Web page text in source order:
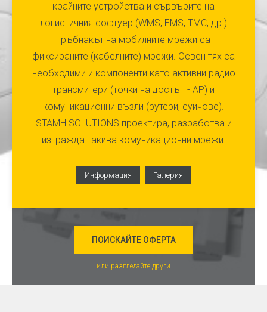
крайните устройства и сървърите на
логистичния софтуер (WMS, EMS, ТМС, др.)
Гръбнакът на мобилните мрежи са
фиксираните (кабелните) мрежи. Освен тях са
необходими и компоненти като активни радио
трансмитери (точки на достъп - АР) и
комуникационни възли (рутери, суичове).
STAMH SOLUTIONS проектира, разработва и
изгражда такива комуникационни мрежи.
Информация Галерия
ПОИСКАЙТЕ ОФЕРТА
или разгледайте други